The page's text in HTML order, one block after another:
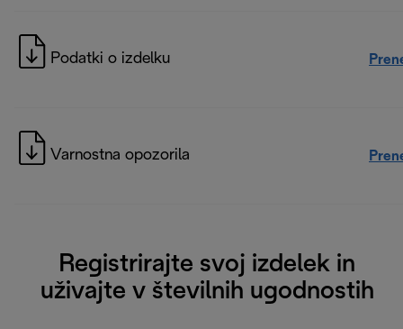
Podatki o izdelku
Varnostna opozorila
Registrirajte svoj izdelek in
uživajte v številnih ugodnostih